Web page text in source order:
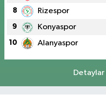
8 Rizespor
9 Konyaspor
10 Alanyaspor
Detaylar